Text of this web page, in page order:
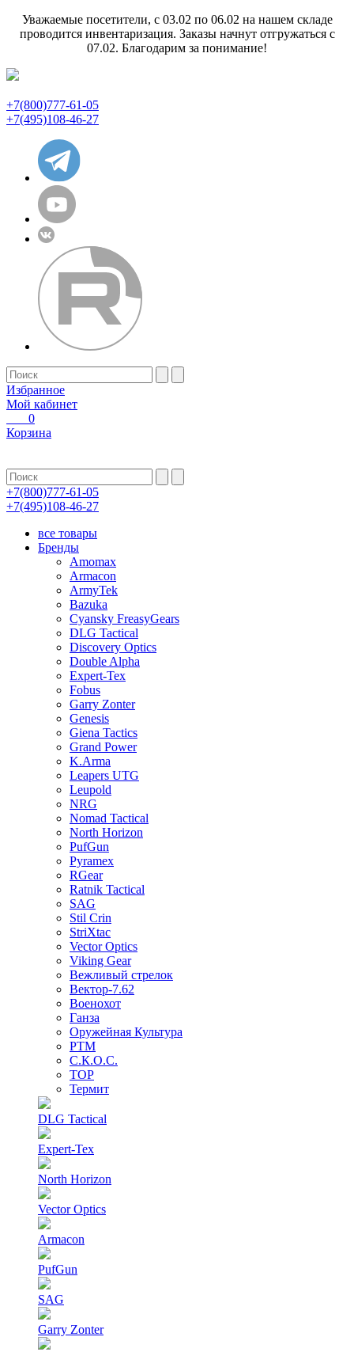
Уважаемые посетители, с 03.02 по 06.02 на нашем складе
проводится инвентаризация. Заказы начнут отгружаться с
07.02. Благодарим за понимание!
+7(800)777-61-05
+7(495)108-46-27
Избранное
Мой кабинет
0
Корзина
+7(800)777-61-05
+7(495)108-46-27
все товары
Бренды
Amomax
Armacon
ArmyTek
Bazuka
Cyansky FreasyGears
DLG Tactical
Discovery Optics
Double Alpha
Expert-Tex
Fobus
Garry Zonter
Genesis
Giena Tactics
Grand Power
K.Arma
Leapers UTG
Leupold
NRG
Nomad Tactical
North Horizon
PufGun
Pyramex
RGear
Ratnik Tactical
SAG
Stil Crin
StriXtac
Vector Optics
Viking Gear
Вежливый стрелок
Вектор-7.62
Военохот
Ганза
Оружейная Культура
РТМ
С.К.О.С.
ТОР
Термит
DLG Tactical
Expert-Tex
North Horizon
Vector Optics
Armacon
PufGun
SAG
Garry Zonter